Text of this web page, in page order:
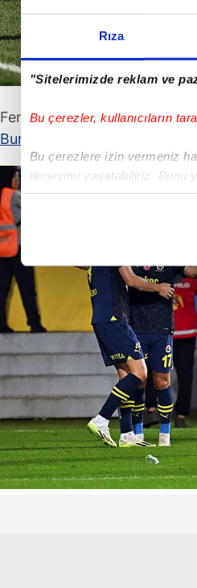
Rıza
"Sitelerimizde reklam ve
Bu çerezler, kullanıcıların
Bu çerezlere izin vermeniz
deneyimi yaşatabiliriz. Bunu
içerikleri sunabilmek adına
Sizlere daha iyi bir hizmet
çerezler vasıtasıyla çeşitli
amacıyla kullanılmaktadır.
reklam/pazarlama
Çerezlere ilişkin tercihlerinizi
butonuna tıklayabilir,Çerez
6698 sayılı Kişisel Verilerin
mevzuata uygun olarak
Fenerbahçe yönetimi Luan
Burak Kapacak